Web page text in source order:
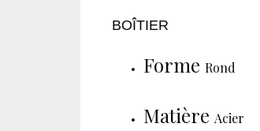
BOÎTIER
Forme Rond
Matière Acier